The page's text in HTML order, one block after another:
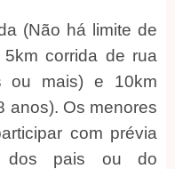
(Não há limite de
corrida de rua
ou mais) e 10km
anos). Os menores
com prévia
dos pais ou do